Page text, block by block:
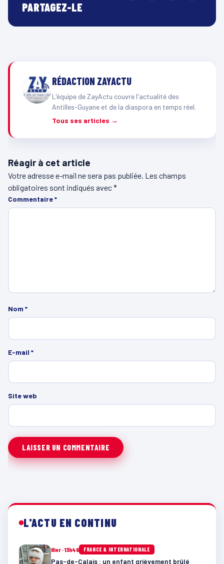
PARTAGEZ-LE
RÉDACTION ZAYACTU
L'équipe de ZayActu couvre l'actualité des
Antilles-Guyane et de la diaspora en temps réel.
Tous ses articles →
Réagir à cet article
Votre adresse e-mail ne sera pas publiée. Les champs
obligatoires sont indiqués avec*
Commentaire*
Nom *
E-mail *
Site web
L'ACTU EN CONTINU
Hier · 13h46 FRANCE & INTERNATIONALE
Pas-de-Calais : un enfant grièvement brûlé